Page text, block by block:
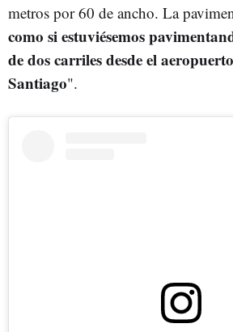
metros por 60 de ancho. La
como si estuviésemos
de dos carriles desde el
Santiago".